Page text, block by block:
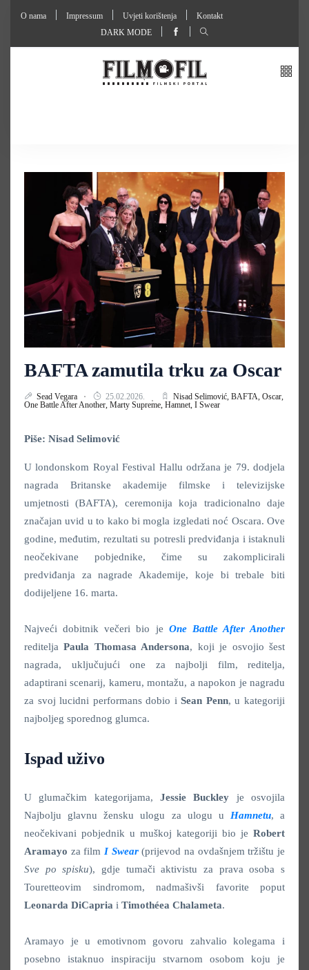
O nama Impressum Uvjeti korištenja
Kontakt
DARK MODE
BAFTA zamutila trku za Oscar
Sead Vegara 25.02.2026. Nisad Selimović, BAFTA, Oscar,
One Battle After Another, Marty Supreme, Hamnet, I Swear
Piše: Nisad Selimović
U londonskom Royal Festival Hallu održana je 79. dodjela
nagrada Britanske akademije filmske i televizijske
umjetnosti (BAFTA), ceremonija koja tradicionalno daje
značajan uvid u to kako bi mogla izgledati noć Oscara. Ove
godine, međutim, rezultati su potresli predviđanja i istaknuli
neočekivane pobjednike, čime su zakomplicirali
predviđanja za nagrade Akademije, koje bi trebale biti
dodijeljene 16. marta.
Najveći dobitnik večeri bio je One Battle After Another
rediteljaPaula Thomasa Andersona, koji je osvojio šest
nagrada, uključujući one za najbolji film, reditelja,
adaptirani scenarij, kameru, montažu, a napokon je nagradu
za svoj lucidni performans dobio iSean Penn, u kategoriji
najboljeg sporednog glumca.
Ispad uživo
U glumačkim kategorijama, Jessie Buckley je osvojila
Najbolju glavnu žensku ulogu za ulogu u Hamnetu, a
neočekivani pobjednik u muškoj kategoriji bio je Robert
Aramayo za film I Swear(prijevod na ovdašnjem tržištu je
Sve po spisku), gdje tumači aktivistu za prava osoba s
Touretteovim sindromom, nadmašivši favorite poput
Leonarda DiCapria i Timothéea Chalameta.
Aramayo je u emotivnom govoru zahvalio kolegama i
posebno istaknuo inspiraciju stvarnom osobom koju je